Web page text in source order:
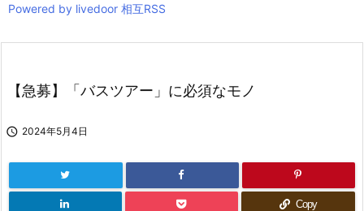
Powered by livedoor 相互RSS
【急募】「バスツアー」に必須なモノ
 2024年5月4日
Copy